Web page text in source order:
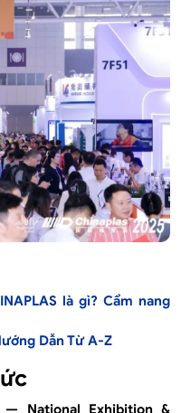
là gì? Cẩm nang
Dẫn Từ A-Z
— National Exhibition &